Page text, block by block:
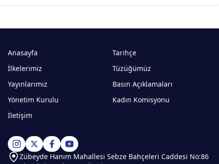
Anasayfa
Tarihçe
İlkelerimiz
Tüzüğümüz
Yayınlarımız
Basın Açıklamaları
Yönetim Kurulu
Kadın Komisyonu
İletişim
Zübeyde Hanım Mahallesi Sebze Bahçeleri Caddesi No:86